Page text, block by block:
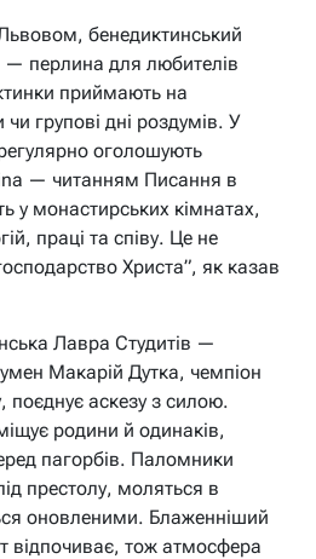
бенедиктинський
перлина для любителів
приймають на
чи групові дні роздумів. У
оголошують
— читанням Писання в
у монастирських кімнатах,
праці та співу. Це не
Христа”, як казав
Лавра Студитів —
Макарій Дутка, чемпіон
поєднує аскезу з силою.
родини й одинаків,
пагорбів. Паломники
престолу, моляться в
оновленими. Блаженніший
відпочиває, тож атмосфера